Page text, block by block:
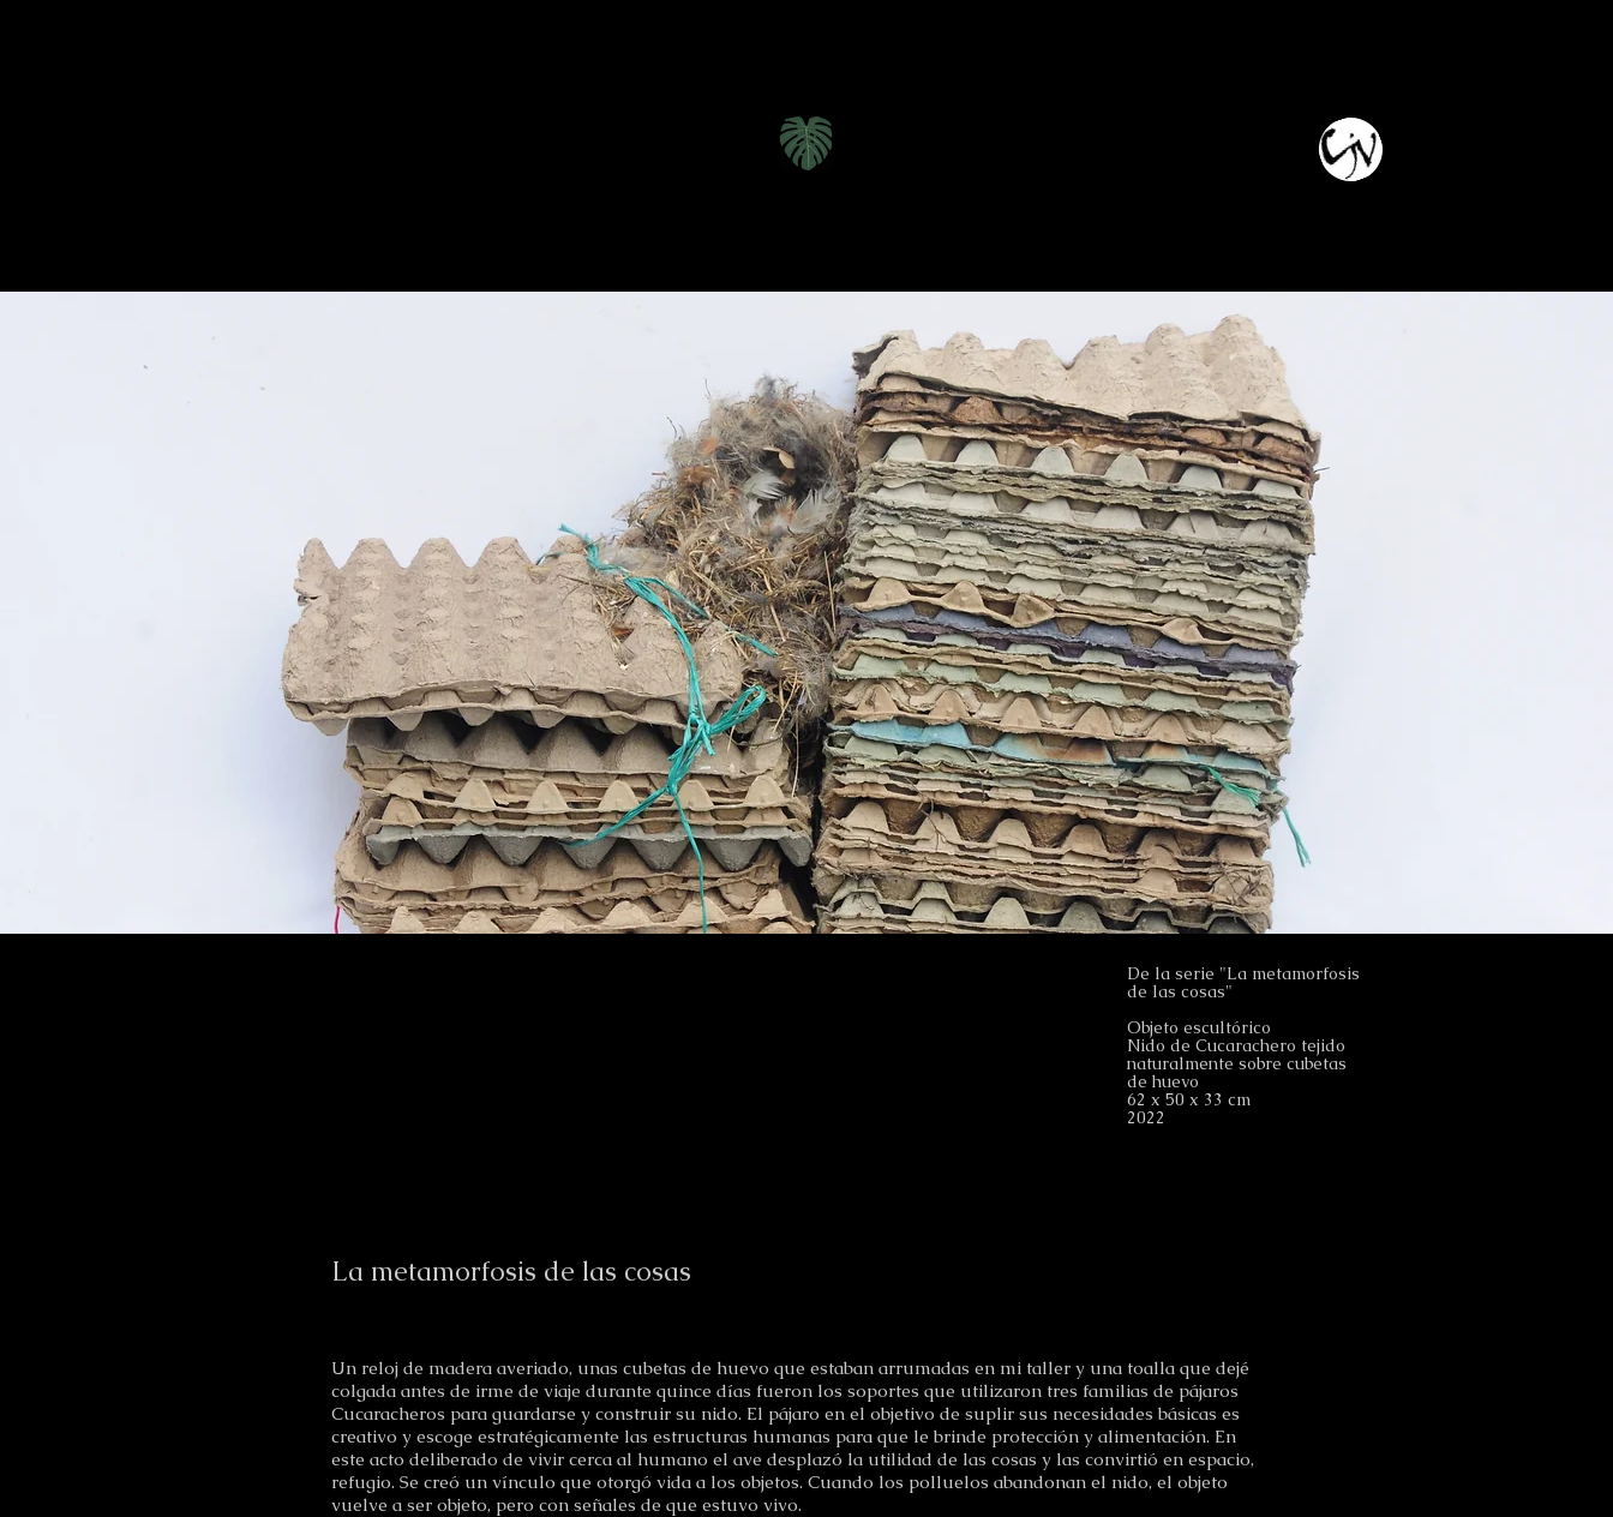
De la serie "La metamorfosis
de las cosas"
Objeto escultórico
Nido de Cucarachero tejido
naturalmente sobre cubetas
de huevo
62 x 50 x 33 cm
2022
La metamorfosis de las cosas
Un reloj de madera averiado, unas cubetas de huevo que estaban arrumadas en mi taller y una toalla que dejé
colgada antes de irme de viaje durante quince días fueron los soportes que utilizaron tres familias de pájaros
Cucaracheros para guardarse y construir su nido. El pájaro en el objetivo de suplir sus necesidades básicas es
creativo y escoge estratégicamente las estructuras humanas para que le brinde protección y alimentación. En
este acto deliberado de vivir cerca al humano el ave desplazó la utilidad de las cosas y las convirtió en espacio,
refugio. Se creó un vínculo que otorgó vida a los objetos. Cuando los polluelos abandonan el nido, el objeto
vuelve a ser objeto, pero con señales de que estuvo vivo.